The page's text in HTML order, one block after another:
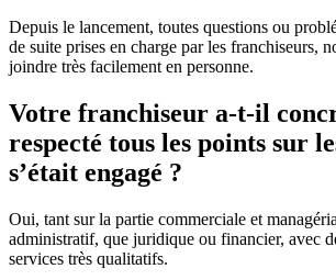
Depuis le lancement, toutes questions ou
de suite prises en charge par les franchiseurs,
joindre très facilement en personne.
Votre franchiseur a-t-il
respecté tous les points sur
s’était engagé ?
Oui, tant sur la partie commerciale et
administratif, que juridique ou financier, avec
services très qualitatifs.